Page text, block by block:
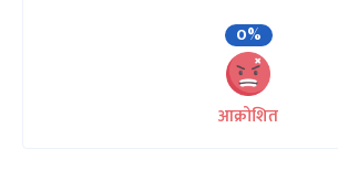
0%
आक्रोशित